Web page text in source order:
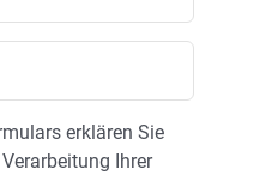
erklären Sie
Ihrer